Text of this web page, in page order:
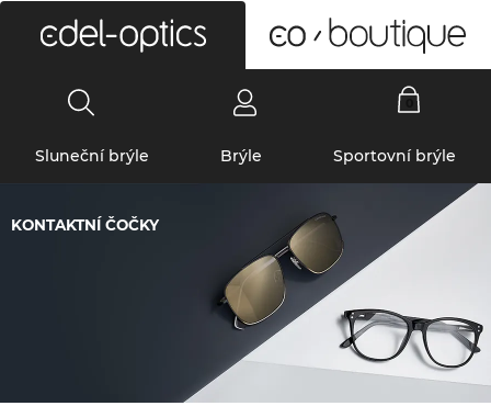
Sluneční brýle Brýle Sportovní brýle
KONTAKTNÍ ČOČKY